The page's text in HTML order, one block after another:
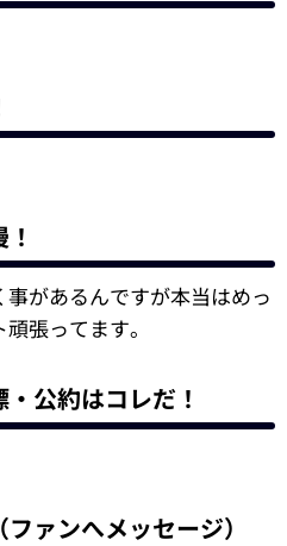
があるんですが本当はめっ
張ってます。
公約はコレだ！
ァンへメッセージ）